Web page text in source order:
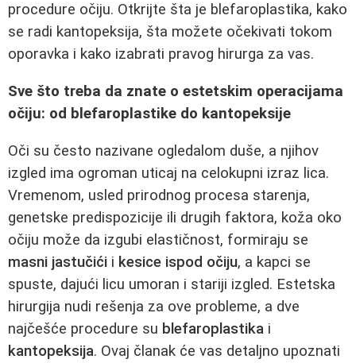
procedure očiju. Otkrijte šta je blefaroplastika, kako
se radi kantopeksija, šta možete očekivati tokom
oporavka i kako izabrati pravog hirurga za vas.
Sve što treba da znate o estetskim operacijama
očiju: od blefaroplastike do kantopeksije
Oči su često nazivane ogledalom duše, a njihov
izgled ima ogroman uticaj na celokupni izraz lica.
Vremenom, usled prirodnog procesa starenja,
genetske predispozicije ili drugih faktora, koža oko
očiju može da izgubi elastičnost, formiraju se
masni jastučići i kesice ispod očiju, a kapci se
spuste, dajući licu umoran i stariji izgled. Estetska
hirurgija nudi rešenja za ove probleme, a dve
najčešće procedure su blefaroplastika i
kantopeksija. Ovaj članak će vas detaljno upoznati